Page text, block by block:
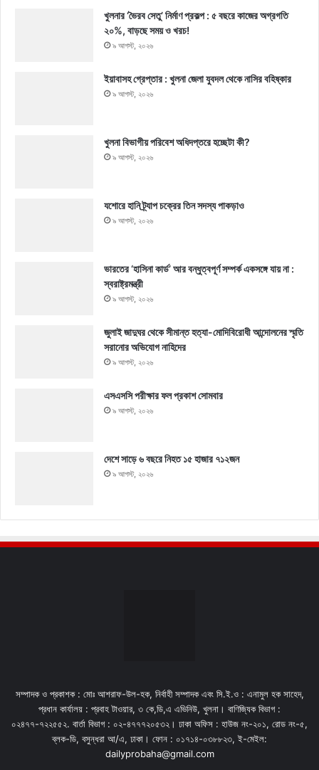
খুলনার ‘ভৈরব সেতু’ নির্মাণ প্রকল্প : ৫ বছরে কাজের অগ্রগতি
২০%, বাড়ছে সময় ও খরচ!
৯ আগস্ট, ২০২৬
ইয়াবাসহ গ্রেপ্তার : খুলনা জেলা যুবদল থেকে নাসির বহিষ্কার
৯ আগস্ট, ২০২৬
খুলনা বিভাগীয় পরিবেশ অধিদপ্তরে হচ্ছেটা কী?
৯ আগস্ট, ২০২৬
যশোরে হানি ট্র্যাপ চক্রের তিন সদস্য পাকড়াও
৯ আগস্ট, ২০২৬
ভারতের ‘হাসিনা কার্ড’ আর বন্ধুত্বপূর্ণ সম্পর্ক একসঙ্গে যায় না :
স্বরাষ্ট্রমন্ত্রী
৯ আগস্ট, ২০২৬
জুলাই জাদুঘর থেকে সীমান্ত হত্যা-মোদিবিরোধী আন্দোলনের স্মৃতি
সরানোর অভিযোগ নাহিদের
৯ আগস্ট, ২০২৬
এসএসসি পরীক্ষার ফল প্রকাশ সোমবার
৯ আগস্ট, ২০২৬
দেশে সাড়ে ৬ বছরে নিহত ১৫ হাজার ৭১২জন
৯ আগস্ট, ২০২৬
সম্পাদক ও প্রকাশক : মোঃ আশরাফ-উল-হক, নির্বাহী সম্পাদক এবং সি.ই.ও : এনামুল হক সাহেদ,
প্রধান কার্যালয় : প্রবাহ টাওয়ার, ৩ কে,ডি,এ এভিনিউ, খুলনা। বাণিজ্যিক বিভাগ :
০২৪৭৭-৭২২৫৫২. বার্তা বিভাগ : ০২-৪৭৭৭২০৫৩২। ঢাকা অফিস : হাউজ নং-২০১, রোড নং-৫,
ব্লক-ডি, বসুন্ধরা আ/এ, ঢাকা। ফোন : ০১৭১৪-০৩৮৮২৩, ই-মেইল:
dailyprobaha@gmail.com